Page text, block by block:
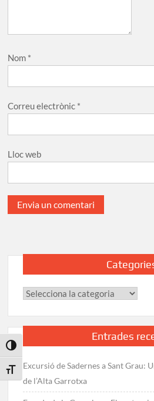
Toggle High Contrast
Toggle Font size
Nom *
Correu electrònic *
Lloc web
Categories
Entrades
Excursió de Sadernes a Sant Grau:
de l’Alta Garrotxa